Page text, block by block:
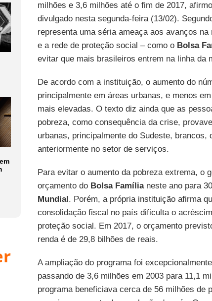
milhões e 3,6 milhões até o fim de 2017,
divulgado nesta segunda-feira (13/02).
representa uma séria ameaça aos avanços
e a rede de proteção social – como o Bolsa
evitar que mais brasileiros entrem na linha da
De acordo com a instituição, o aumento do
principalmente em áreas urbanas, e menos
mais elevadas. O texto diz ainda que as
pobreza, como consequência da crise,
urbanas, principalmente do Sudeste, brancos,
anteriormente no setor de serviços.
Para evitar o aumento da pobreza extrema, o
orçamento do Bolsa Famílianeste ano para
Mundial. Porém, a própria instituição afirma
consolidação fiscal no país dificulta o
proteção social. Em 2017, o orçamento
renda é de 29,8 bilhões de reais.
A ampliação do programa foi
passando de 3,6 milhões em 2003 para 11,1
programa beneficiava cerca de 56 milhões de